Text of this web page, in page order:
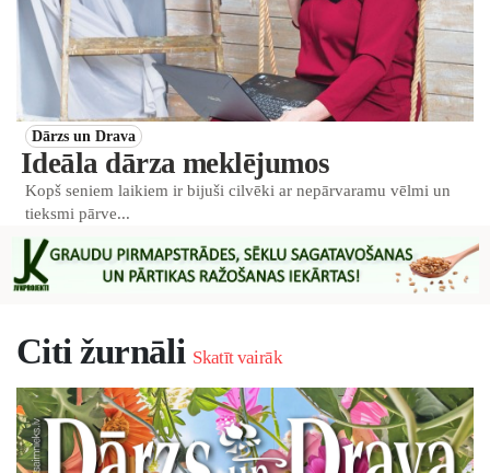
Dārzs un Drava
Ideāla dārza meklējumos
Kopš seniem laikiem ir bijuši cilvēki ar nepārvaramu vēlmi un
tieksmi pārve...
Citi žurnāli Skatīt vairāk